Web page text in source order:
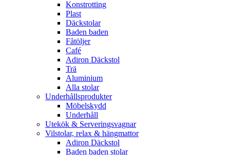
Konstrotting
Plast
Däckstolar
Baden baden
Fåtöljer
Café
Adiron Däckstol
Trä
Aluminium
Alla stolar
Underhållsprodukter
Möbelskydd
Underhåll
Utekök & Serveringsvagnar
Vilstolar, relax & hängmattor
Adiron Däckstol
Baden baden stolar